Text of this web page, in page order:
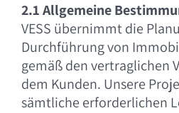
2.1 Allgemeine
VESS übernimmt die
Durchführung von
gemäß den vertraglichen
dem Kunden. Unsere
sämtliche erforderlichen